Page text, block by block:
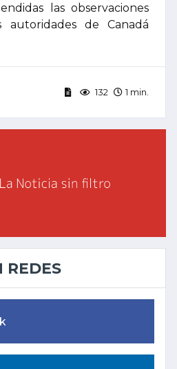
las observaciones
autoridades de Canadá
132 1 min.
REDES